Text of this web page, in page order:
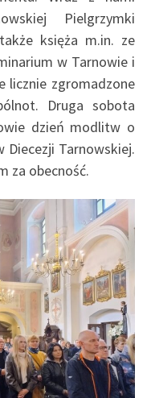
Pielgrzymki
księża m.in. ze
w Tarnowie i
licznie zgromadzone
Druga sobota
dzień modlitw o
Diecezji Tarnowskiej.
za obecność.